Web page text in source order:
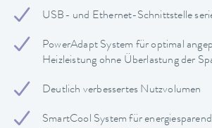
USB- und Ethernet-Schnittstelle
PowerAdapt System für optimal
Heizleistung ohne Überlastung der
Deutlich verbessertes Nutzvolumen
SmartCool System für